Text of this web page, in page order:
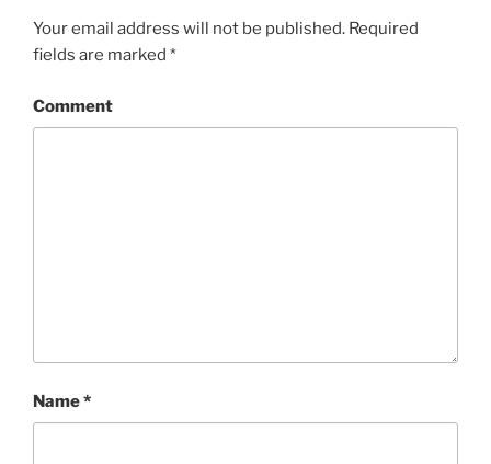
Your email address will not be published. Required
fields are marked *
Comment
Name*